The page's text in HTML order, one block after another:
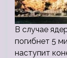
В случае
погибнет 5
наступит